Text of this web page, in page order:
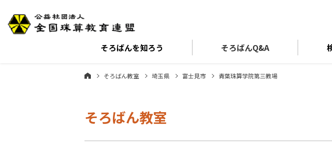
そろばんを知ろう そろばんQ&A
そろばん教室 埼玉県 富士見市 青葉珠算学院第三教場
そろばん教室